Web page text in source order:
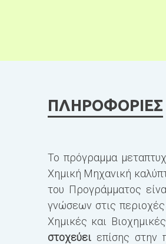
ΠΛΗΡΟΦΟΡΙΕΣ
Το πρόγραμμα
Χημική Μηχανική
του Προγράμματος
γνώσεων στις
Χημικές και
στοχεύειεπίσης στην